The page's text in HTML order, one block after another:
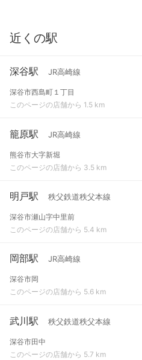
近くの駅
深谷駅 JR高崎線
深谷市西島町１丁目
このページの店舗から 1.5 km
籠原駅 JR高崎線
熊谷市大字新堀
このページの店舗から 3.5 km
明戸駅 秩父鉄道秩父本線
深谷市瀬山字中里前
このページの店舗から 5.4 km
岡部駅 JR高崎線
深谷市岡
このページの店舗から 5.6 km
武川駅 秩父鉄道秩父本線
深谷市田中
このページの店舗から 5.7 km